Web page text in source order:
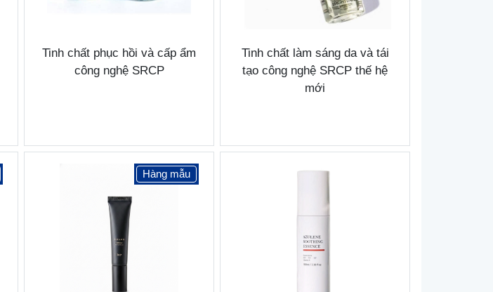
Tinh chất phục hồi và cấp ẩm
công nghệ SRCP
Tinh chất làm sáng da và tái
tạo công nghệ SRCP thế hệ
mới
Hàng mẫu